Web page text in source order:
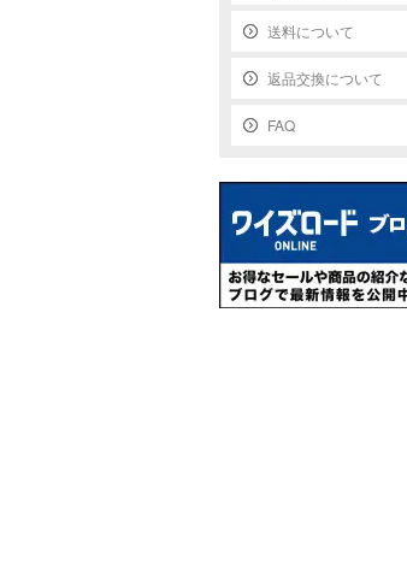
送料について
返品交換について
FAQ